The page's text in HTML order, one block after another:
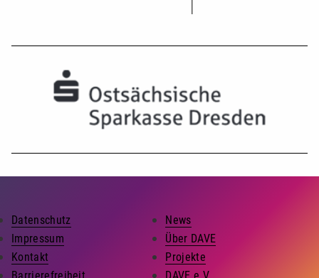
Datenschutz
Impressum
Kontakt
Barrierefreiheit
News
Über DAVE
Projekte
DAVE e.V.